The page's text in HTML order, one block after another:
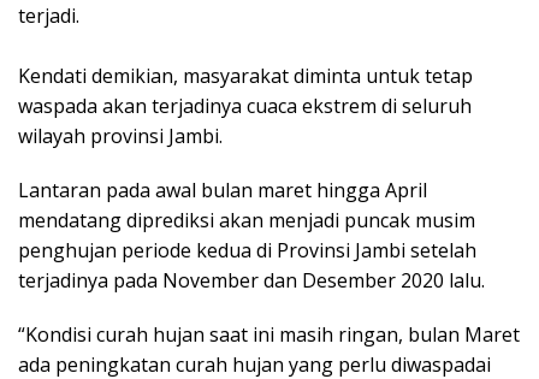
terjadi.
Kendati demikian, masyarakat diminta untuk tetap
waspada akan terjadinya cuaca ekstrem di seluruh
wilayah provinsi Jambi.
Lantaran pada awal bulan maret hingga April
mendatang diprediksi akan menjadi puncak musim
penghujan periode kedua di Provinsi Jambi setelah
terjadinya pada November dan Desember 2020 lalu.
“Kondisi curah hujan saat ini masih ringan, bulan Maret
ada peningkatan curah hujan yang perlu diwaspadai